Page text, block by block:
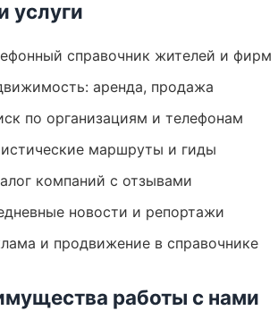
услуги
справочник жителей и фирм
аренда, продажа
по организациям и телефонам
маршруты и гиды
компаний с отзывами
новости и репортажи
и продвижение в справочнике
работы с нами